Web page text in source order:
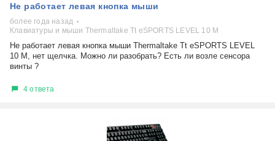
Не работает левая кнопка мыши
более года назад
Клавиатуры и мыши Thermaltake Tt eSPORTS LEVEL 10 M
Не работает левая кнопка мыши Thermaltake Tt eSPORTS LEVEL
10 M, нет щелчка. Можно ли разобрать? Есть ли возле сенсора
винты ?
4 ответа